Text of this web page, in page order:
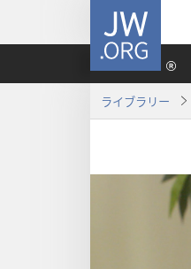
JW.ORG
ライブラリー